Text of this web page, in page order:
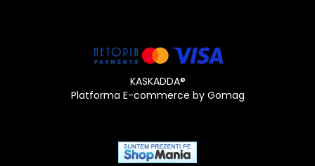
KASKADDA®
Platforma E-commerce by Gomag